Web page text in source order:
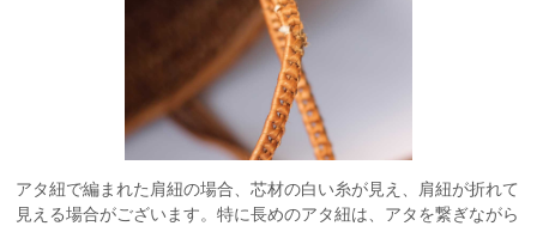
アタ紐で編まれた肩紐の場合、芯材の白い糸が見え、肩紐が折れて
見える場合がございます。特に長めのアタ紐は、アタを繋ぎながら